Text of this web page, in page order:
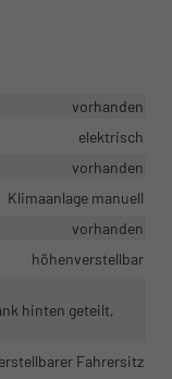
vorhanden
elektrisch
vorhanden
Klimaanlage manuell
vorhanden
höhenverstellbar
hinten geteilt,
Fahrersitz